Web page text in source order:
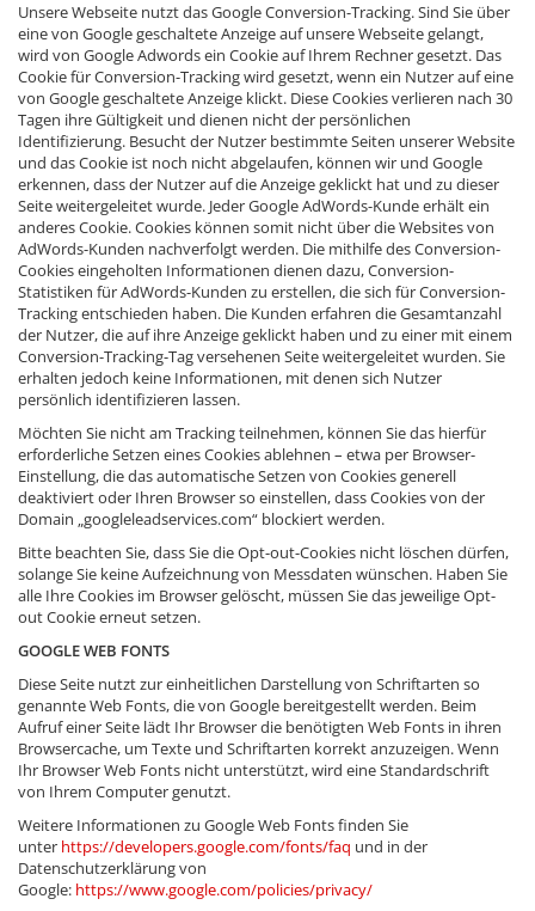
Unsere Webseite nutzt das Google Conversion-Tracking. Sind Sie über
eine von Google geschaltete Anzeige auf unsere Webseite gelangt,
wird von Google Adwords ein Cookie auf Ihrem Rechner gesetzt. Das
Cookie für Conversion-Tracking wird gesetzt, wenn ein Nutzer auf eine
von Google geschaltete Anzeige klickt. Diese Cookies verlieren nach 30
Tagen ihre Gültigkeit und dienen nicht der persönlichen
Identifizierung. Besucht der Nutzer bestimmte Seiten unserer Website
und das Cookie ist noch nicht abgelaufen, können wir und Google
erkennen, dass der Nutzer auf die Anzeige geklickt hat und zu dieser
Seite weitergeleitet wurde. Jeder Google AdWords-Kunde erhält ein
anderes Cookie. Cookies können somit nicht über die Websites von
AdWords-Kunden nachverfolgt werden. Die mithilfe des Conversion-
Cookies eingeholten Informationen dienen dazu, Conversion-
Statistiken für AdWords-Kunden zu erstellen, die sich für Conversion-
Tracking entschieden haben. Die Kunden erfahren die Gesamtanzahl
der Nutzer, die auf ihre Anzeige geklickt haben und zu einer mit einem
Conversion-Tracking-Tag versehenen Seite weitergeleitet wurden. Sie
erhalten jedoch keine Informationen, mit denen sich Nutzer
persönlich identifizieren lassen.
Möchten Sie nicht am Tracking teilnehmen, können Sie das hierfür
erforderliche Setzen eines Cookies ablehnen – etwa per Browser-
Einstellung, die das automatische Setzen von Cookies generell
deaktiviert oder Ihren Browser so einstellen, dass Cookies von der
Domain „googleleadservices.com“ blockiert werden.
Bitte beachten Sie, dass Sie die Opt-out-Cookies nicht löschen dürfen,
solange Sie keine Aufzeichnung von Messdaten wünschen. Haben Sie
alle Ihre Cookies im Browser gelöscht, müssen Sie das jeweilige Opt-
out Cookie erneut setzen.
GOOGLE WEB FONTS
Diese Seite nutzt zur einheitlichen Darstellung von Schriftarten so
genannte Web Fonts, die von Google bereitgestellt werden. Beim
Aufruf einer Seite lädt Ihr Browser die benötigten Web Fonts in ihren
Browsercache, um Texte und Schriftarten korrekt anzuzeigen. Wenn
Ihr Browser Web Fonts nicht unterstützt, wird eine Standardschrift
von Ihrem Computer genutzt.
Weitere Informationen zu Google Web Fonts finden Sie
unter https://developers.google.com/fonts/faq und in der
Datenschutzerklärung von
Google: https://www.google.com/policies/privacy/